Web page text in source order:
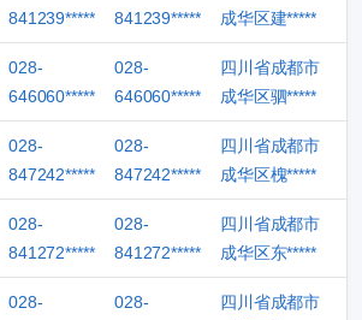
841239*****
841239*****
成华区建*****
028-
646060*****
028-
646060*****
四川省成都市
成华区驷*****
028-
847242*****
028-
847242*****
四川省成都市
成华区槐*****
028-
841272*****
028-
841272*****
四川省成都市
成华区东*****
028-
028-
四川省成都市